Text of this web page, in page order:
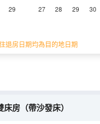
29 27 28 29 30
退房日期均為目的地日期
房帶沙發床
空調 電視機
床房（帶沙發床）